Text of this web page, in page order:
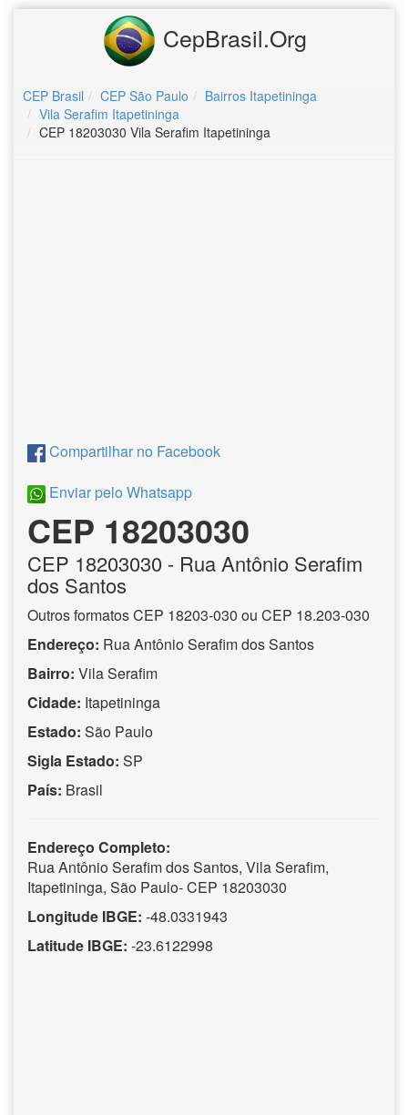
CepBrasil.Org
CEP Brasil CEP São Paulo
Bairros Itapetininga
Vila Serafim Itapetininga
CEP 18203030 Vila Serafim Itapetininga
Compartilhar no Facebook
Enviar pelo Whatsapp
CEP 18203030
CEP 18203030 - Rua Antônio Serafim
dos Santos
Outros formatos CEP 18203-030 ou CEP 18.203-030
Endereço: Rua Antônio Serafim dos Santos
Bairro: Vila Serafim
Cidade: Itapetininga
Estado: São Paulo
Sigla Estado: SP
País: Brasil
Endereço Completo:
Rua Antônio Serafim dos Santos, Vila Serafim,
Itapetininga, São Paulo- CEP 18203030
Longitude IBGE: -48.0331943
Latitude IBGE: -23.6122998